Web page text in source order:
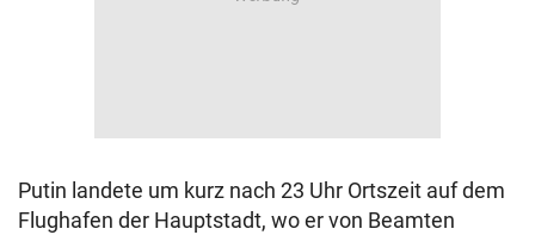
Putin landete um kurz nach 23 Uhr Ortszeit auf dem
Flughafen der Hauptstadt, wo er von Beamten